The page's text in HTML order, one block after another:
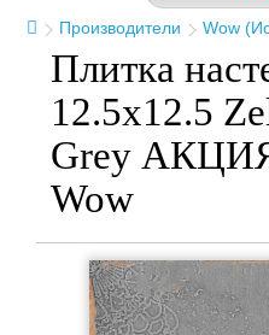
Производители
Wow
Плитка
12.5x12.5
Grey
Wow